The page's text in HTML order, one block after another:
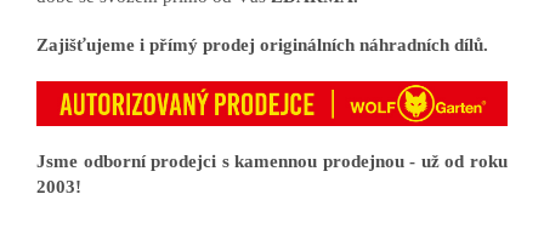
Zajišťujeme i přímý prodej originálních náhradních dílů.
Jsme odborní prodejci s kamennou prodejnou - už od roku
2003!